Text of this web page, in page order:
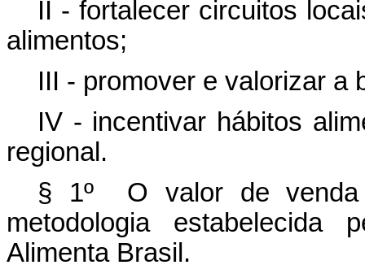
II - fortalecer circuitos
alimentos;
III - promover e valorizar a
IV - incentivar hábitos
regional.
§ 1º O valor de venda
metodologia estabelecida
Alimenta Brasil.